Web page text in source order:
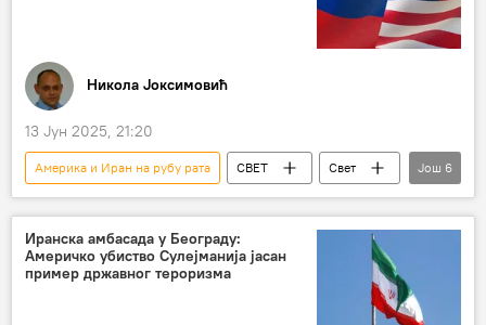
Никола Јоксимовић
13 Јун 2025, 21:20
Америка и Иран на рубу рата СВЕТ
Свет
Свет – политика
Иран
иранска Револуционарна гарда
нуклеарни програм Ирана
Још 6
Иранска амбасада у Београду:
Америчко убиство Сулејманија јасан
пример државног тероризма